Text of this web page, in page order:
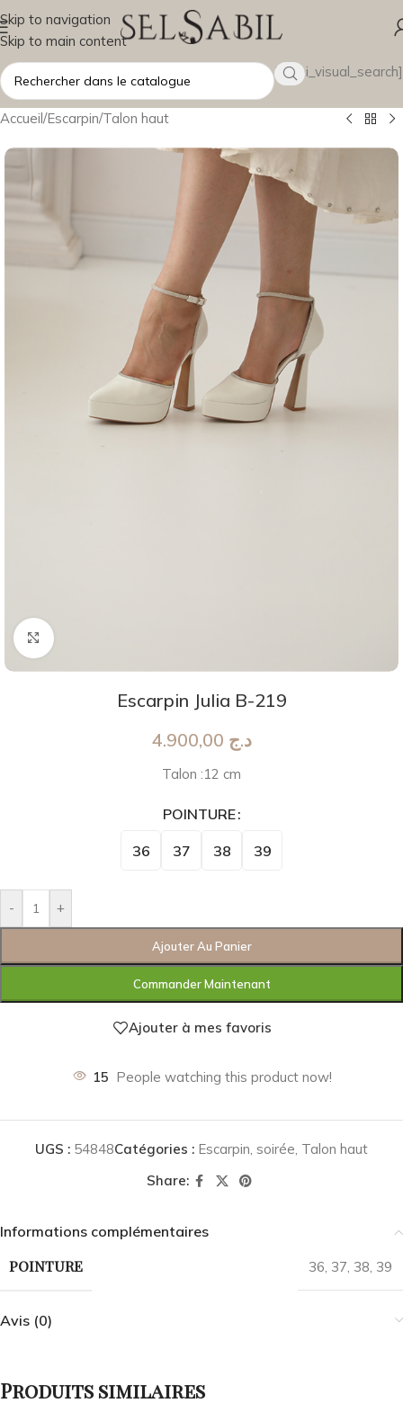
Skip to navigation
Skip to main content
[wsbi_visual_search]
Accueil/Escarpin/Talon haut
Agrandir
Escarpin Julia B-219
د.ج
Talon :12 cm
POINTURE
36 37 38 39
- +
Ajouter Au Panier
Commander Maintenant
Ajouter à mes favoris
15 People watching this product now!
UGS : 54848Catégories : Escarpin soirée Talon haut
Share:
Informations complémentaires
POINTURE 36 37 38 39
Avis (0)
Produits similaires